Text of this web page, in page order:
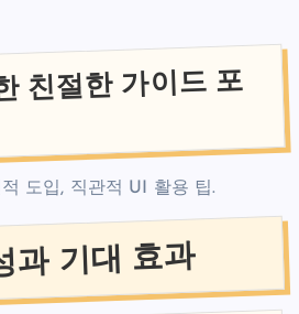
친절한 가이드 포
도입, 직관적 UI 활용 팁.
과 기대 효과